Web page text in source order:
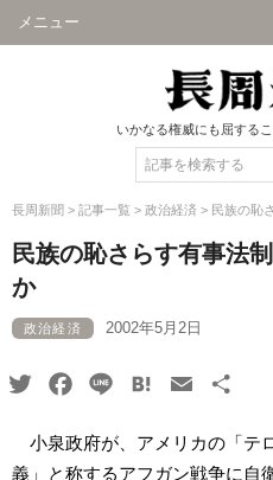
メニュー
いかなる権威にも屈する
長周新聞 > 記事一覧 > 政治経済 > 民族の恥
民族の恥さらす有事法
か
政治経済 2002年5月2日
TwitterFacebook
Line HatenaEmail
小泉政府が、アメリカの「テ
義」と称するアフガン戦争に自